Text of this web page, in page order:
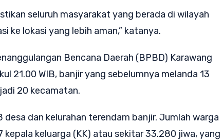
seluruh masyarakat yang berada di wilayah
ke lokasi yang lebih aman,” katanya.
Bencana Daerah (BPBD) Karawang
21.00 WIB, banjir yang sebelumnya melanda 13
20 kecamatan.
desa dan kelurahan terendam banjir. Jumlah warga
kepala keluarga (KK) atau sekitar 33.280 jiwa, yang